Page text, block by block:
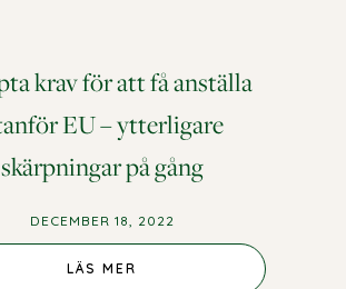
krav för att få anställa
EU – ytterligare
skärpningar på gång
DECEMBER 18, 2022
LÄS MER